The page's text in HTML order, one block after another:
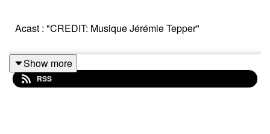
Acast : "CREDIT: Musique Jérémie Tepper"
Show more
RSS